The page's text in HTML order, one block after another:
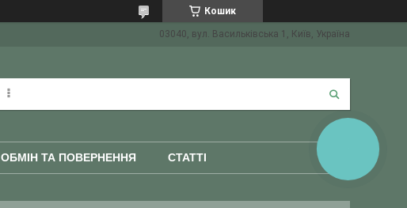
Кошик
03040, вул. Васильківська 1, Київ, Україна
ОБМІН ТА ПОВЕРНЕННЯ СТАТТІ